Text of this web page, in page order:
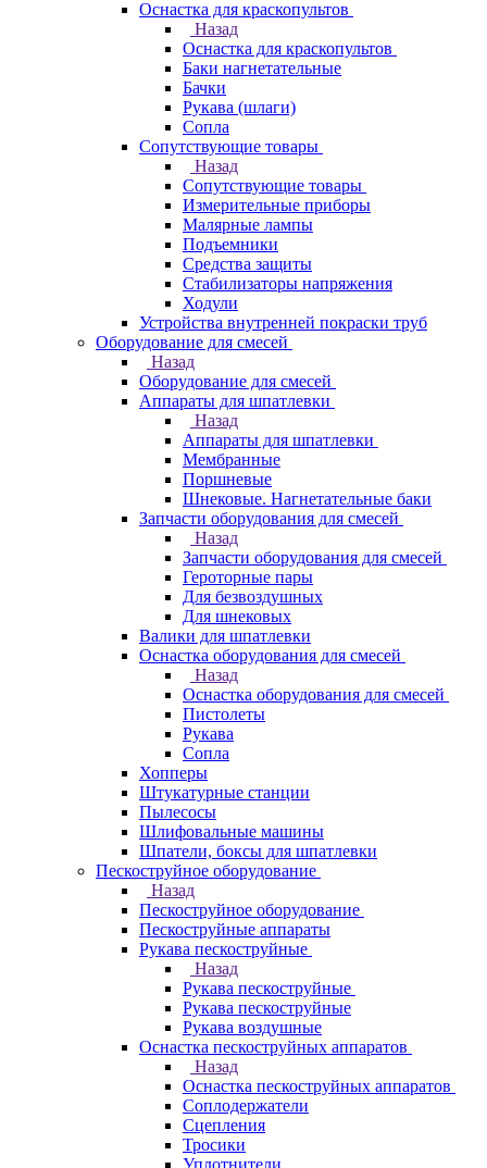
Оснастка для краскопультов
Назад
Оснастка для краскопультов
Баки нагнетательные
Бачки
Рукава (шлаги)
Сопла
Сопутствующие товары
Назад
Сопутствующие товары
Измерительные приборы
Малярные лампы
Подъемники
Средства защиты
Стабилизаторы напряжения
Ходули
Устройства внутренней покраски труб
Оборудование для смесей
Назад
Оборудование для смесей
Аппараты для шпатлевки
Назад
Аппараты для шпатлевки
Мембранные
Поршневые
Шнековые. Нагнетательные баки
Запчасти оборудования для смесей
Назад
Запчасти оборудования для смесей
Героторные пары
Для безвоздушных
Для шнековых
Валики для шпатлевки
Оснастка оборудования для смесей
Назад
Оснастка оборудования для смесей
Пистолеты
Рукава
Сопла
Хопперы
Штукатурные станции
Пылесосы
Шлифовальные машины
Шпатели, боксы для шпатлевки
Пескоструйное оборудование
Назад
Пескоструйное оборудование
Пескоструйные аппараты
Рукава пескоструйные
Назад
Рукава пескоструйные
Рукава пескоструйные
Рукава воздушные
Оснастка пескоструйных аппаратов
Назад
Оснастка пескоструйных аппаратов
Соплодержатели
Сцепления
Тросики
Уплотнители